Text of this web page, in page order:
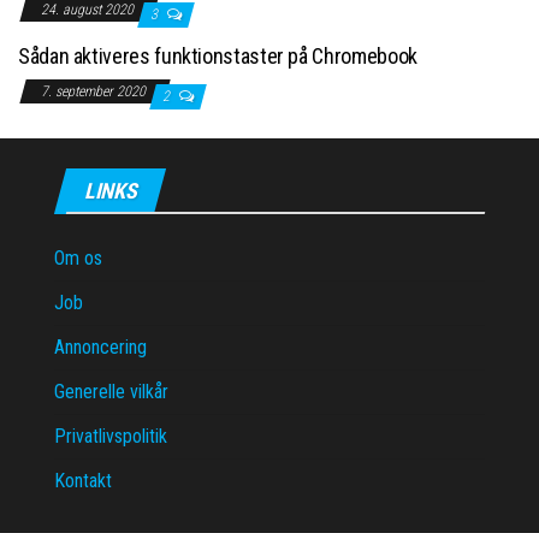
24. august 2020 3
Sådan aktiveres funktionstaster på Chromebook
7. september 2020 2
LINKS
Om os
Job
Annoncering
Generelle vilkår
Privatlivspolitik
Kontakt